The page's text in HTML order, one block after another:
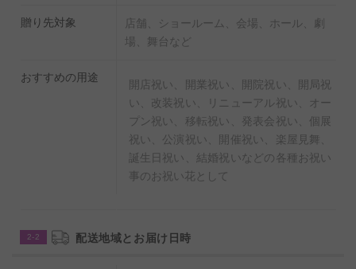
贈り先対象
店舗、ショールーム、会場、ホール、劇
場、舞台など
おすすめの用途
開店祝い、開業祝い、開院祝い、開局祝
い、改装祝い、リニューアル祝い、オー
プン祝い、移転祝い、発表会祝い、個展
祝い、公演祝い、開催祝い、楽屋見舞、
誕生日祝い、結婚祝いなどの各種お祝い
事のお祝い花として
2-2 配送地域とお届け日時